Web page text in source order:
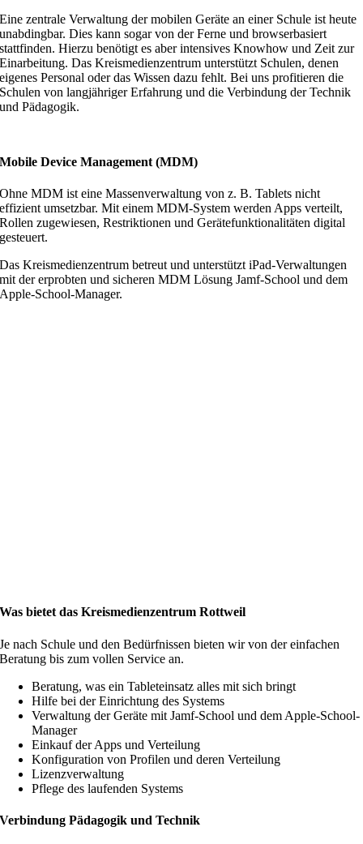
Eine zentrale Verwaltung der mobilen Geräte an einer Schule ist heute
unabdingbar. Dies kann sogar von der Ferne und browserbasiert
stattfinden. Hierzu benötigt es aber intensives Knowhow und Zeit zur
Einarbeitung. Das Kreismedien­zentrum unterstützt Schulen, denen
eigenes Personal oder das Wissen dazu fehlt. Bei uns profitieren die
Schulen von langjähriger Erfahrung und die Verbindung der Technik
und Pädagogik.
Mobile Device Management (MDM)
Ohne MDM ist eine Massenverwal­tung von z. B. Tablets nicht
effizient umsetzbar. Mit einem MDM-System werden Apps verteilt,
Rollen zugewiesen, Restriktionen und Gerätefunktionalitäten digital
gesteuert.
Das Kreismedienzentrum betreut und unterstützt iPad-Verwaltungen
mit der erprobten und sicheren MDM Lösung Jamf-School und dem
Apple-School-Manager.
Was bietet das Kreismedien­zentrum Rottweil
Je nach Schule und den Bedürfnissen bieten wir von der einfachen
Bera­tung bis zum vollen Service an.
Beratung, was ein Tableteinsatz alles mit sich bringt
Hilfe bei der Einrichtung des Systems
Verwaltung der Geräte mit Jamf-School und dem Apple-School-
Manager
Einkauf der Apps und Verteilung
Konfiguration von Profilen und deren Verteilung
Lizenzverwaltung
Pflege des laufenden Systems
Verbindung Pädagogik und Technik